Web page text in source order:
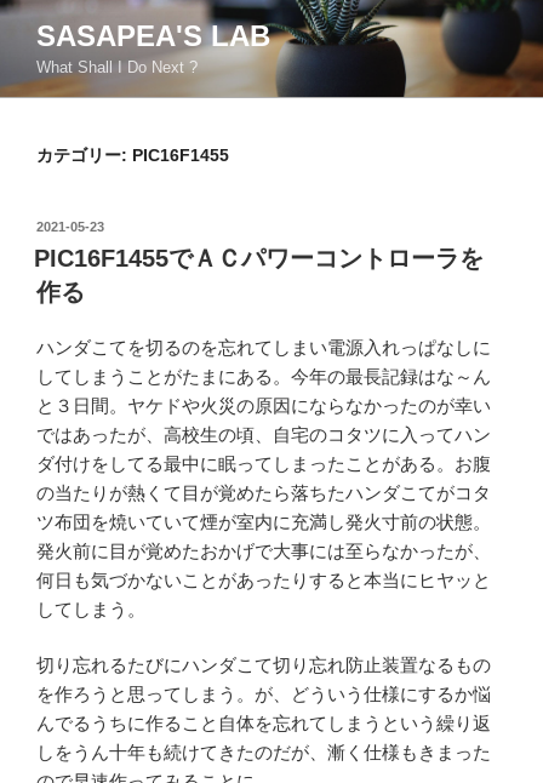
コ
ン
SASAPEA'S LAB
What Shall I Do Next ?
カテゴリー: PIC16F1455
投
稿
日:
2021-05-23
PIC16F1455でＡＣパワーコントローラを
作る
ハンダこてを切るのを忘れてしまい電源入れっぱなしに
してしまうことがたまにある。今年の最長記録はな～ん
と３日間。ヤケドや火災の原因にならなかったのが幸い
ではあったが、高校生の頃、自宅のコタツに入ってハン
ダ付けをしてる最中に眠ってしまったことがある。お腹
の当たりが熱くて目が覚めたら落ちたハンダこてがコタ
ツ布団を焼いていて煙が室内に充満し発火寸前の状態。
発火前に目が覚めたおかげで大事には至らなかったが、
何日も気づかないことがあったりすると本当にヒヤッと
してしまう。
切り忘れるたびにハンダこて切り忘れ防止装置なるもの
を作ろうと思ってしまう。が、どういう仕様にするか悩
んでるうちに作ること自体を忘れてしまうという繰り返
しをうん十年も続けてきたのだが、漸く仕様もきまった